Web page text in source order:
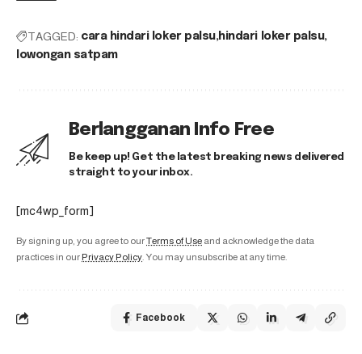
TAGGED: cara hindari loker palsu hindari loker palsu
lowongan satpam
Berlangganan Info Free
Be keep up! Get the latest breaking news delivered
straight to your inbox.
[mc4wp_form]
By signing up, you agree to ourTerms of Use and acknowledge the data
practices in our Privacy Policy. You may unsubscribe at any time.
Facebook